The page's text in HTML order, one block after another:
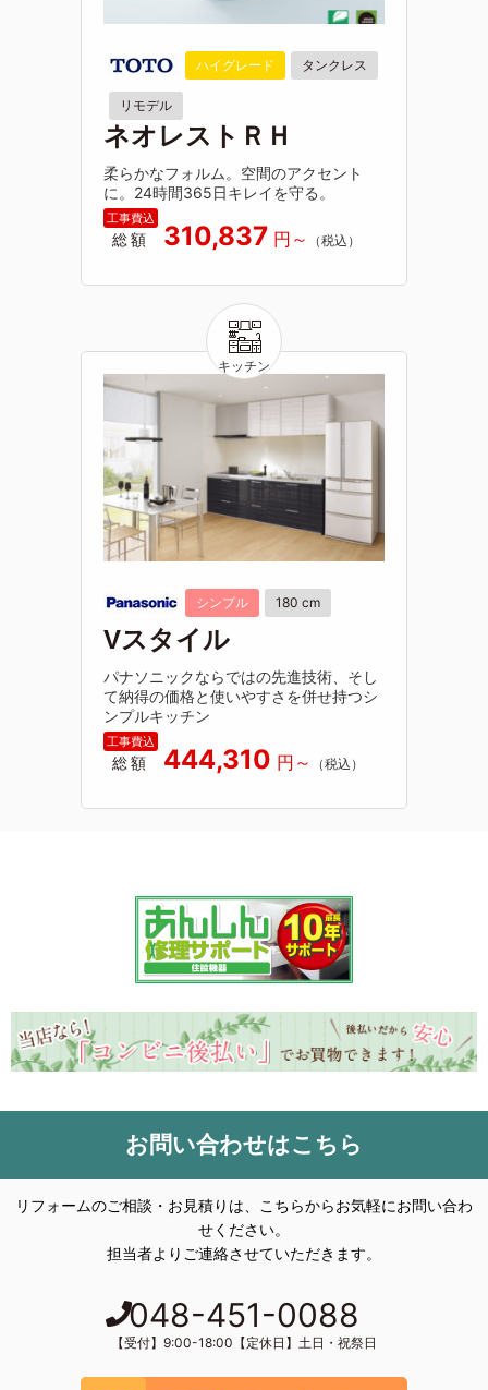
ハイグレード タンクレス
リモデル
ネオレストＲＨ
柔らかなフォルム。空間のアクセント
に。24時間365日キレイを守る。
総額 310,837
シンプル 180 cm
Vスタイル
パナソニックならではの先進技術、そし
て納得の価格と使いやすさを併せ持つシ
ンプルキッチン
総額 444,310
お問い合わせはこちら
リフォームのご相談・お見積りは、こちらからお気軽にお問い合わ
せください。
担当者よりご連絡させていただきます。
048-451-0088
【受付】9:00-18:00【定休日】土日・祝祭日